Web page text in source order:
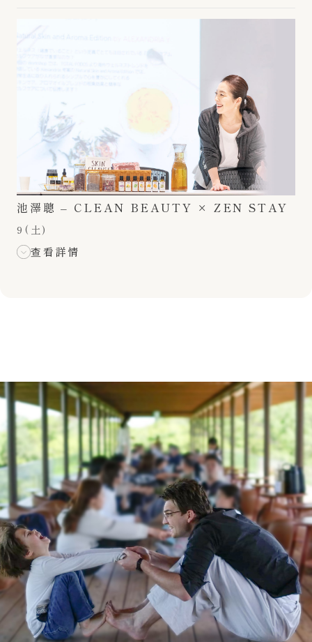
池澤聰 – CLEAN BEAUTY × ZEN STAY
9(土)
查看詳情